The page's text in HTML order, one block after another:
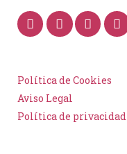
Política de Cookies
Aviso Legal
Política de privacidad